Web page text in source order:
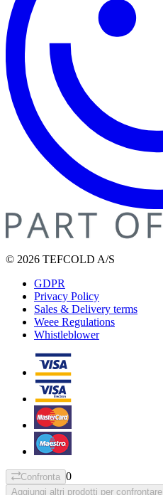
© 2026 TEFCOLD A/S
GDPR
Privacy Policy
Sales & Delivery terms
Weee Regulations
Whistleblower
Confronta 0
Aggiungi altri prodotti per confrontare